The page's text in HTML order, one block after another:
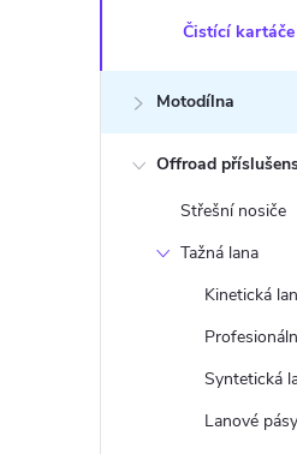
Čistící
Motodílna
Offroad
Střešní nosiče
Tažná lana
Kinetická
Syntetická
Lanové